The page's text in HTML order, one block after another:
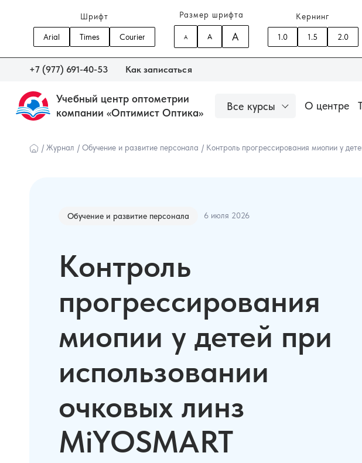
Шрифт
Arial Times Courier
Размер шрифта
A A A
Кернинг
1.0 1.5 2.0
+7 (977) 691-40-53 Как записаться
Учебный центр оптометрии
компании «Оптимист Оптика»
Все курсы
Наши курсы
Оптометристам и врачам Оптикам-консультантам
О центре
/ Журнал / Обучение и развитие персонала / Контроль прогрессирования миопии у
Обучение и развитие персонала 6 июля 2026
Контроль
прогрессирования
миопии у детей при
использовании
очковых линз
MiYOSMART